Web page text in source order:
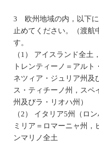
3 欧州地域の内，以下に
止めてください。（渡航
す。
（1） アイスランド全土
トレンティーノ＝アル
ネツィア・ジュリア州及
ス・ティチーノ州，スペ
州及びラ・リオハ州）
（2） イタリア5州（ロ
ミリア＝ロマーニャ州，
ンマリノ全土